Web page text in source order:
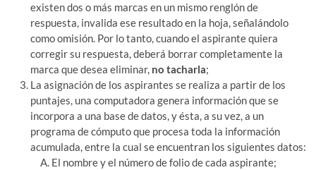
existen dos o más marcas en un mismo renglón de
respuesta, invalida ese resultado en la hoja, señalándolo
como omisión. Por lo tanto, cuando el aspirante quiera
corregir su respuesta, deberá borrar completamente la
marca que desea eliminar, no tacharla;
La asignación de los aspirantes se realiza a partir de los
puntajes, una computadora genera información que se
incorpora a una base de datos, y ésta, a su vez, a un
programa de cómputo que procesa toda la información
acumulada, entre la cual se encuentran los siguientes datos:
El nombre y el número de folio de cada aspirante;